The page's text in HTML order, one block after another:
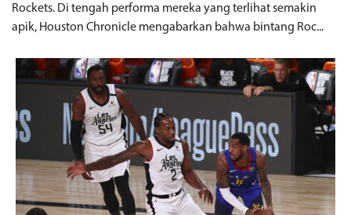
Rockets. Di tengah performa mereka yang terlihat semakin
apik, Houston Chronicle mengabarkan bahwa bintang Roc...